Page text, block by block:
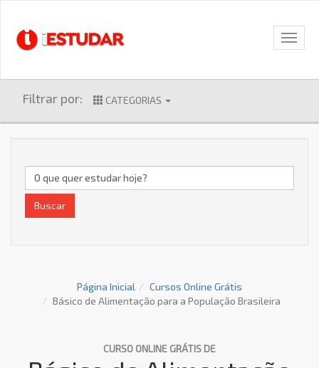
Filtrar por: CATEGORIAS
Buscar
Página Inicial
Cursos Online Grátis
Básico de Alimentação para a População Brasileira
CURSO ONLINE GRÁTIS DE